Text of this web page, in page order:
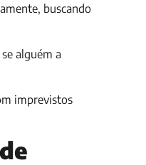
buscando
alguém a
imprevistos